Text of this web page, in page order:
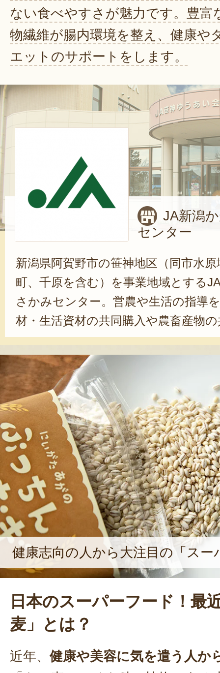
ない食べやすさが魅力です。豊富
物繊維が腸内環境を整え、健康や
エットのサポートをします。
JA新潟
センター
新潟県阿賀野市の笹神地区（同市水
町、千原を含む）を事業地域とする
さかみセンター。営農や生活の指導
材・生活資材の共同購入や農畜産物
受け入れ、農業生産資金や生活資金
産や生活に必要な共同利用施設の設
える共済等の活動を行う。そんな多
も、特に力を入れているのが、農作
づくり」だ。「米づくりは土づくり
で作った堆肥「ゆうきの子」を使用
保全型農業・資源循環型農業に取り
き ささかみセンターは、全国に配置
つとしてだけではなく、「笹神地区
域の農業を支えている。
健康志向の人から大注目の「スー
日本のスーパーフード！最
麦」とは？
近年、 健康や美容に気を遣う人か